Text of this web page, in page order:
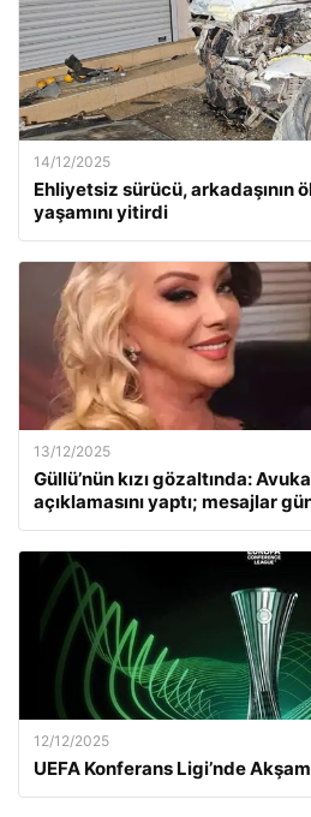
14/12/2025
Ehliyetsiz sürücü, arkadaşının
yaşamını yitirdi
13/12/2025
Güllü’nün kızı gözaltında:
açıklamasını yaptı; mesajlar
12/12/2025
UEFA Konferans Ligi’nde